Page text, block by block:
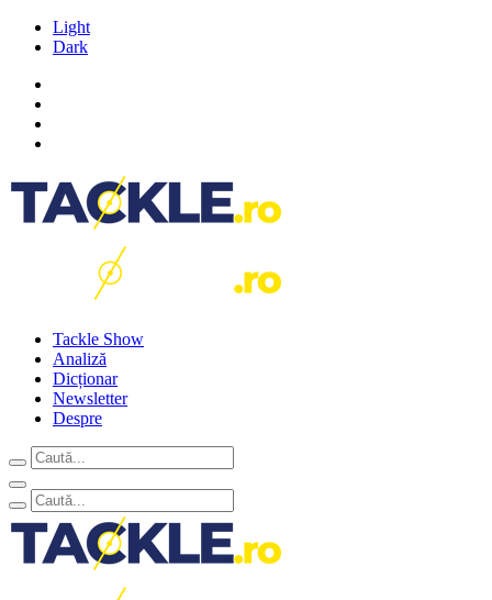
Light
Dark
Tackle Show
Analiză
Dicționar
Newsletter
Despre